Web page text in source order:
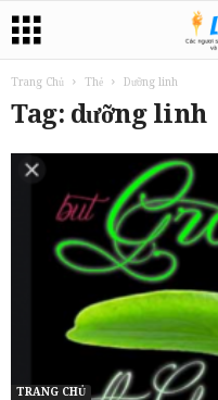
Trang Chủ Thẻ Dưỡng linh
Tag: dưỡng linh
TRANG CHỦ